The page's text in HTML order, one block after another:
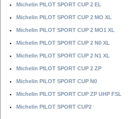
Michelin PILOT SPORT CUP 2 EL
Michelin PILOT SPORT CUP 2 MO XL
Michelin PILOT SPORT CUP 2 MO1 XL
Michelin PILOT SPORT CUP 2 N0 XL
Michelin PILOT SPORT CUP 2 N1 XL
Michelin PILOT SPORT CUP 2 ZP
Michelin PILOT SPORT CUP N0
Michelin PILOT SPORT CUP ZP UHP FSL
Michelin PILOT SPORT CUP2